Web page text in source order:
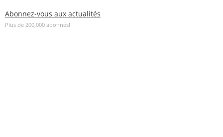
Abonnez-vous aux actualités
Plus de 200,000 abonnés!